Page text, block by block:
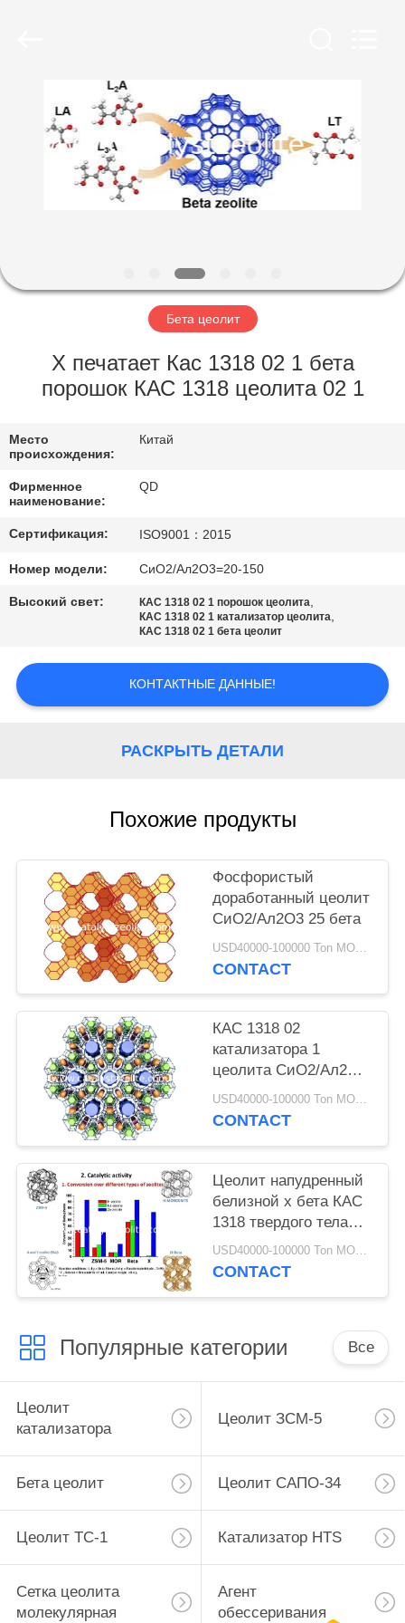
ПРОДУКТЫ
ПУТЕШЕСТВИЕ
ПРОВЕРКА
СВЯЖИТЕСЬ
МЫ
НОВОСТИ
СЛУЧАИ
КАРТА
САЙТА
Бета цеолит
Х печатает Кас 1318 02 1 бета
порошок КАС 1318 цеолита 02 1
Место
происхождения:
Китай
Фирменное
наименование:
QD
Сертификация: ISO9001：2015
Номер модели: СиО2/Ал2О3=20-150
Высокий свет: КАС 1318 02 1 порошок цеолита,
КАС 1318 02 1 катализатор цеолита,
КАС 1318 02 1 бета цеолит
КОНТАКТНЫЕ ДАННЫЕ!
РАСКРЫТЬ ДЕТАЛИ
Похожие продукты
Фосфористый
доработанный цеолит
СиО2/Ал2О3 25 бета
USD40000-100000 Ton MOQ:1 кг
CONTACT
КАС 1318 02
катализатора 1
цеолита СиО2/Ал2О3
70 Месопороус бета USD40000-100000 Ton MOQ:1 кг
CONTACT
Цеолит напудренный
белизной х бета КАС
1318 твердого тела
СиО2/Ал2О3 30
кисловочной 02 1
USD40000-100000 Ton MOQ:1 кг
CONTACT
Популярные категории Все
Цеолит
катализатора
Цеолит ЗСМ-5
Бета цеолит Цеолит САПО-34
Цеолит ТС-1 Катализатор HTS
Сетка цеолита
молекулярная
Агент
обессеривания